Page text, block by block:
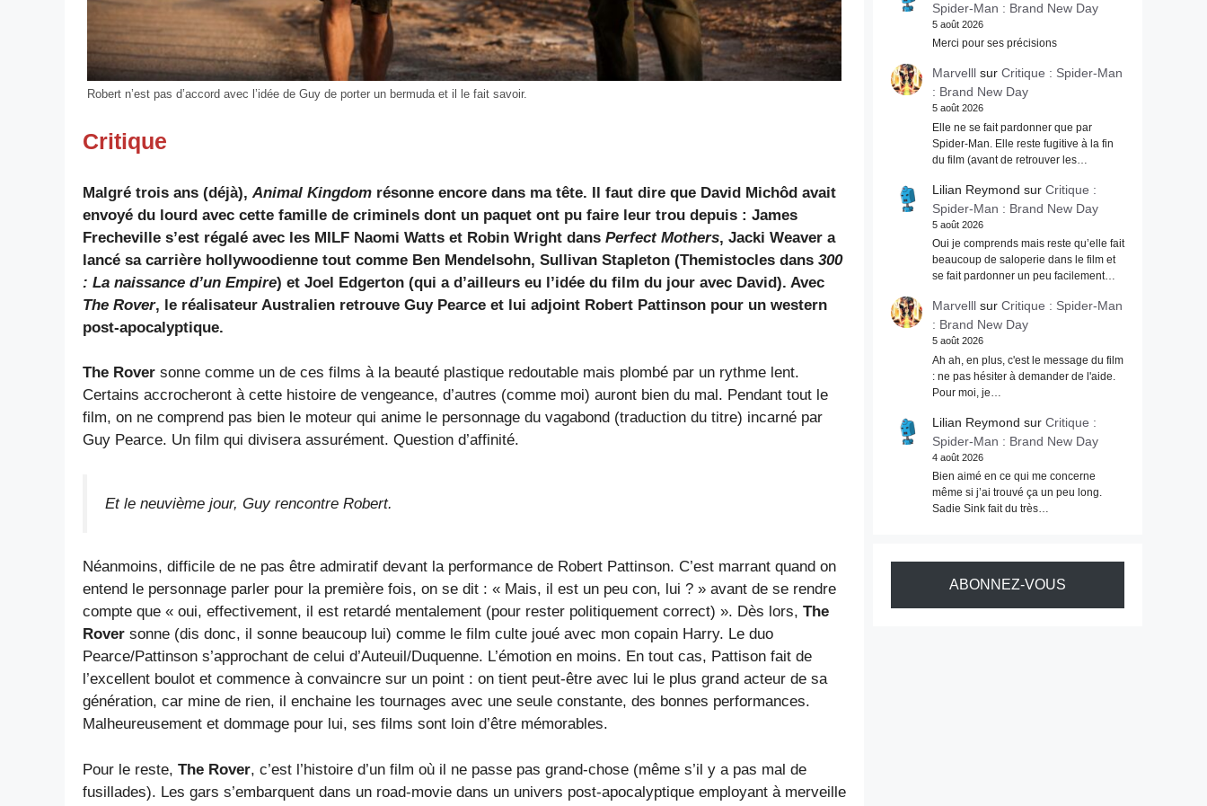
Robert n’est pas d’accord avec l’idée de Guy de porter un bermuda et il le fait savoir.
Critique
Malgré trois ans (déjà), Animal Kingdom résonne encore dans ma tête. Il faut dire que David Michôd avait
envoyé du lourd avec cette famille de criminels dont un paquet ont pu faire leur trou depuis : James
Frecheville s’est régalé avec les MILF Naomi Watts et Robin Wright dans Perfect Mothers, Jacki Weaver a
lancé sa carrière hollywoodienne tout comme Ben Mendelsohn, Sullivan Stapleton (Themistocles dans 300
: La naissance d’un Empire) et Joel Edgerton (qui a d’ailleurs eu l’idée du film du jour avec David). Avec
The Rover, le réalisateur Australien retrouve Guy Pearce et lui adjoint Robert Pattinson pour un western
post-apocalyptique.
The Rover sonne comme un de ces films à la beauté plastique redoutable mais plombé par un rythme lent.
Certains accrocheront à cette histoire de vengeance, d’autres (comme moi) auront bien du mal. Pendant tout le
film, on ne comprend pas bien le moteur qui anime le personnage du vagabond (traduction du titre) incarné par
Guy Pearce. Un film qui divisera assurément. Question d’affinité.
Et le neuvième jour, Guy rencontre Robert.
Néanmoins, difficile de ne pas être admiratif devant la performance de Robert Pattinson. C’est marrant quand on
entend le personnage parler pour la première fois, on se dit : « Mais, il est un peu con, lui ? » avant de se rendre
compte que « oui, effectivement, il est retardé mentalement (pour rester politiquement correct) ». Dès lors, The
Rover sonne (dis donc, il sonne beaucoup lui) comme le film culte joué avec mon copain Harry. Le duo
Pearce/Pattinson s’approchant de celui d’Auteuil/Duquenne. L’émotion en moins. En tout cas, Pattison fait de
l’excellent boulot et commence à convaincre sur un point : on tient peut-être avec lui le plus grand acteur de sa
génération, car mine de rien, il enchaine les tournages avec une seule constante, des bonnes performances.
Malheureusement et dommage pour lui, ses films sont loin d’être mémorables.
Pour le reste, The Rover, c’est l’histoire d’un film où il ne passe pas grand-chose (même s’il y a pas mal de
fusillades). Les gars s’embarquent dans un road-movie dans un univers post-apocalyptique employant à merveille
Spider-Man : Brand New Day
5 août 2026
Merci pour ses précisions
Marvelllsur Critique : Spider-Man
: Brand New Day
5 août 2026
Elle ne se fait pardonner que par
Spider-Man. Elle reste fugitive à la fin
du film (avant de retrouver les…
Lilian Reymond sur Critique :
Spider-Man : Brand New Day
5 août 2026
Oui je comprends mais reste qu’elle fait
beaucoup de saloperie dans le film et
se fait pardonner un peu facilement…
Marvelllsur Critique : Spider-Man
: Brand New Day
5 août 2026
Ah ah, en plus, c'est le message du film
: ne pas hésiter à demander de l'aide.
Pour moi, je…
Lilian Reymond sur Critique :
Spider-Man : Brand New Day
4 août 2026
Bien aimé en ce qui me concerne
même si j’ai trouvé ça un peu long.
Sadie Sink fait du très…
ABONNEZ-VOUS